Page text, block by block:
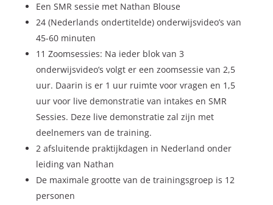
Een SMR sessie met Nathan Blouse
24 (Nederlands ondertitelde) onderwijsvideo’s van
45-60 minuten
11 Zoomsessies: Na ieder blok van 3
onderwijsvideo’s volgt er een zoomsessie van 2,5
uur. Daarin is er 1 uur ruimte voor vragen en 1,5
uur voor live demonstratie van intakes en SMR
Sessies. Deze live demonstratie zal zijn met
deelnemers van de training.
2 afsluitende praktijkdagen in Nederland onder
leiding van Nathan
De maximale grootte van de trainingsgroep is 12
personen